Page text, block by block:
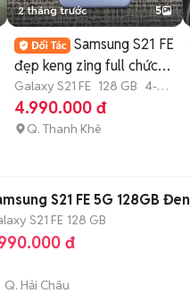
2 tháng trước 5
Samsung S21 FE
đẹp keng zing full chức
năng
Galaxy S21 FE 128 GB 4-6
tháng
4.990.000 đ
Q. Thanh Khê
S21 FE 5G 128GB Đen
S21 FE 128 GB
đ
Q. Hải Châu